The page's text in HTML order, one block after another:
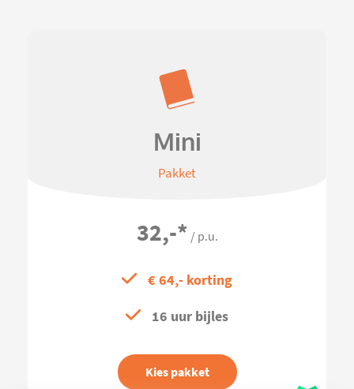
Mini
Pakket
32,-* / p.u.
€ 64,- korting
16 uur bijles
Kies pakket